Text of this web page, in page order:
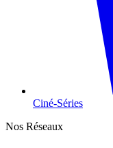
Ciné-Séries
Nos Réseaux